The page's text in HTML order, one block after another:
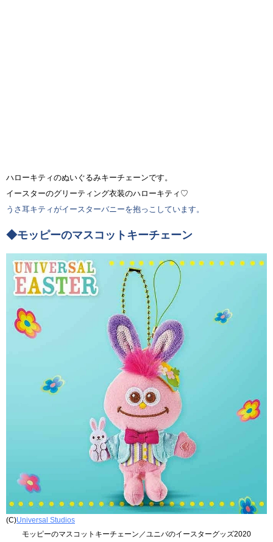
ハローキティのぬいぐるみキーチェーンです。
イースターのグリーティング衣装のハローキティ♡
うさ耳キティがイースターバニーを抱っこしています。
◆モッピーのマスコットキーチェーン
(C)Universal Studios
モッピーのマスコットキーチェーン／ユニバのイースターグッズ2020